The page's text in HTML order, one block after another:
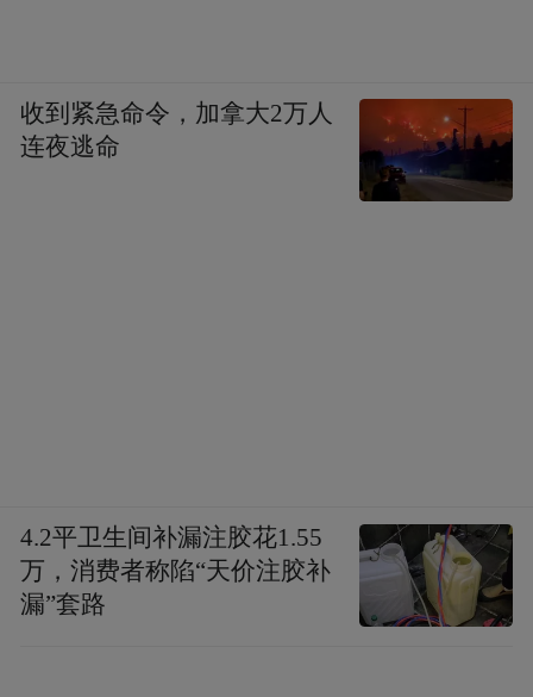
收到紧急命令，加拿大2万人
连夜逃命
4.2平卫生间补漏注胶花1.55
万，消费者称陷“天价注胶补
漏”套路